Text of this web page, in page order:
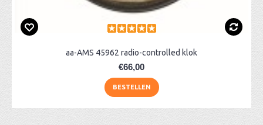
aa-AMS 45962 radio-controlled klok
€66,00
BESTELLEN